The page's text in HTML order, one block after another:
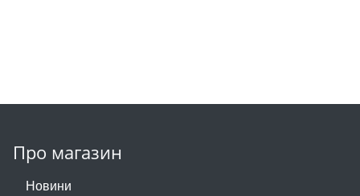
Про магазин
Новини